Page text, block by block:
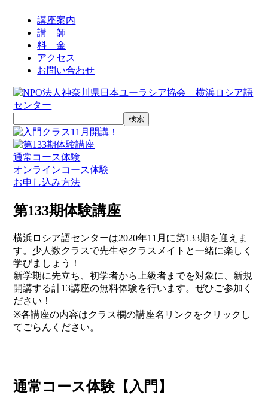
講座案内
講 師
料 金
アクセス
お問い合わせ
通常コース体験
オンラインコース体験
お申し込み方法
第133期体験講座
横浜ロシア語センターは2020年11月に第133期を迎えま
す。少人数クラスで先生やクラスメイトと一緒に楽しく
学びましょう！
新学期に先立ち、初学者から上級者までを対象に、新規
開講する計13講座の無料体験を行います。ぜひご参加く
ださい！
※各講座の内容はクラス欄の講座名リンクをクリックし
てごらんください。
通常コース体験【入門】